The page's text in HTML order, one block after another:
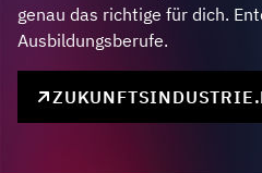
genau das richtige für dich.
Ausbildungsberufe.